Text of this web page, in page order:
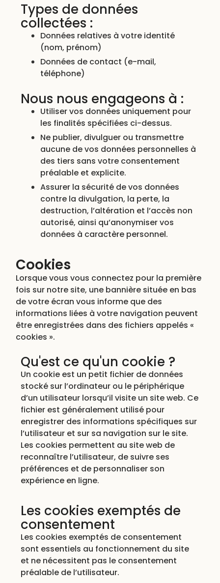
Types de données
collectées :
Données relatives à votre identité
(nom, prénom)
Données de contact (e-mail,
téléphone)
Nous nous engageons à :
Utiliser vos données uniquement pour
les finalités spécifiées ci-dessus.
Ne publier, divulguer ou transmettre
aucune de vos données personnelles à
des tiers sans votre consentement
préalable et explicite.
Assurer la sécurité de vos données
contre la divulgation, la perte, la
destruction, l’altération et l’accès non
autorisé, ainsi qu’anonymiser vos
données à caractère personnel.
Cookies
Lorsque vous vous connectez pour la première
fois sur notre site, une bannière située en bas
de votre écran vous informe que des
informations liées à votre navigation peuvent
être enregistrées dans des fichiers appelés «
cookies ».
Qu'est ce qu'un cookie ?
Un cookie est un petit fichier de données
stocké sur l’ordinateur ou le périphérique
d’un utilisateur lorsqu’il visite un site web. Ce
fichier est généralement utilisé pour
enregistrer des informations spécifiques sur
l’utilisateur et sur sa navigation sur le site.
Les cookies permettent au site web de
reconnaître l’utilisateur, de suivre ses
préférences et de personnaliser son
expérience en ligne.
Les cookies exemptés de
consentement
Les cookies exemptés de consentement
sont essentiels au fonctionnement du site
et ne nécessitent pas le consentement
préalable de l’utilisateur.